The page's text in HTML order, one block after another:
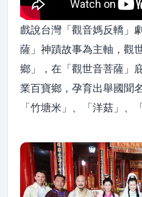
戲說台灣「觀音媽反轎」
薩」神蹟故事為主軸，觀
鄉」，在「觀世音菩薩」
業百寶鄉，孕育出舉國聞
「竹塘米」、「洋菇」、